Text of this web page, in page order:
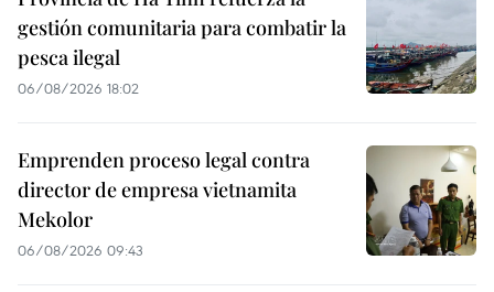
gestión comunitaria para combatir la
pesca ilegal
06/08/2026 18:02
Emprenden proceso legal contra
director de empresa vietnamita
Mekolor
06/08/2026 09:43